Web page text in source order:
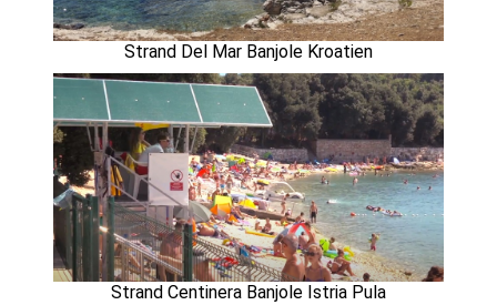
Strand Del Mar Banjole Kroatien
Strand Centinera Banjole Istria Pula